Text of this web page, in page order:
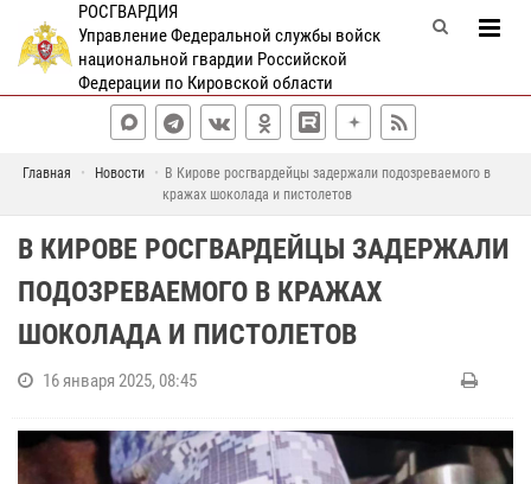
РОСГВАРДИЯ
Управление Федеральной службы войск
национальной гвардии Российской
Федерации по Кировской области
Главная Новости
В Кирове росгвардейцы задержали подозреваемого в
кражах шоколада и пистолетов
В КИРОВЕ РОСГВАРДЕЙЦЫ ЗАДЕРЖАЛИ
ПОДОЗРЕВАЕМОГО В КРАЖАХ
ШОКОЛАДА И ПИСТОЛЕТОВ
16 января 2025, 08:45